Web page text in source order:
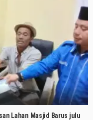
Lahan Masjid Barus julu